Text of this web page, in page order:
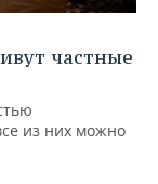
частные
из них можно